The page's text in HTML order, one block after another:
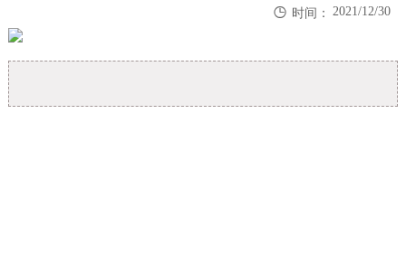
 时间： 2021/12/30